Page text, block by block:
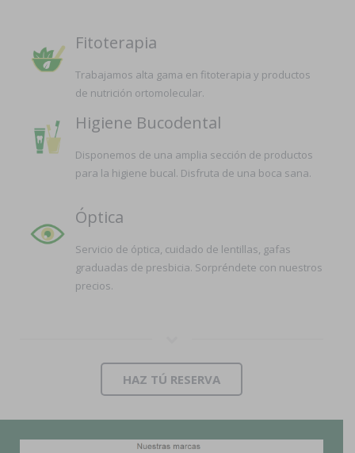
Fitoterapia
Trabajamos alta gama en fitoterapia y productos
de nutrición ortomolecular.
Higiene Bucodental
Disponemos de una amplia sección de productos
para la higiene bucal. Disfruta de una boca sana.
Óptica
Servicio de óptica, cuidado de lentillas, gafas
graduadas de presbicia. Sorpréndete con nuestros
precios.
HAZ TÚ RESERVA